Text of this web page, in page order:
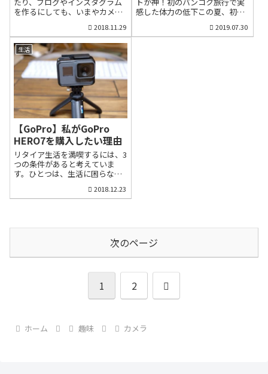
性能一眼ミラーレスにも匹敵す
る性能を備えています。 そんな
超小型軽量の高性能カメラです
から、この夏のタイ・バンコク
旅...
ーのビデオカメラはあったので
すが、結構、かさばるので、い
つの間にか、旅行やドライブな
ど家族のイベントに持ち出すこ
を作るにしても、いまやカメラ
す。スマートフォーンのカメラ
機能が急速に進歩したとはい
え、まだまだ広角から望遠まで
綺麗に撮れて、撮影中は没頭感
に浸れるデジタルカメラはまだ
まだ魅力的です。私はかつてフ
ィルムカメラを愛用していまし
たが、この20年間はカメラから
離れていました。最近、リタイ
アを控え、再びカメラを再スタ
ートし、私のデジタルカメラ選
びが始まりました。各社から
様々なデジタルカメラが発売さ
れているので、とても迷いまし
たが、私が最初に選んだのは富
士フィルムのミラーレスカメラ
るカメラ最初の一台は値段も手
ーというのはレンズから入った
光を電気信号に変換する半導体
のことで、人間...
2018.11.29
感した体力の低下この夏、初め
ました。定番なのかもしれませ
んが、到着翌日は世界遺産のア
マッサージの総本山「ワット・
ポー(涅槃仏寺院)」に入って全
長46メー...
2019.07.30
生活
【GoPro】私がGoPro
HERO7を購入したい理由
リタイア生活を満喫するには、3
つの条件があると考えていま
す。ひとつは、生活に困らない
つは、健康と家族との良好な関
係。そして、もう一つは、熱中
に私の心を乱すようなアクショ
Black」が発表されました。現
在、最新型の「GoPro HERO6
Black」を使っていますが、
買意欲を刺激されています。驚
きの手ブレ補正機能！ジンバル
は現在利用している「GoPro
6」は手のひらにすっぽり入る小
2018.12.23
次のページ
1 2
次
ホーム 趣味 カメラ